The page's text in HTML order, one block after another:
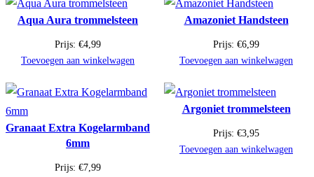
Aqua Aura trommelsteen
Prijs: €4,99
Toevoegen aan winkelwagen
Amazoniet Handsteen
Prijs: €6,99
Toevoegen aan winkelwagen
Granaat Extra Kogelarmband
6mm
Prijs: €7,99
Argoniet trommelsteen
Prijs: €3,95
Toevoegen aan winkelwagen